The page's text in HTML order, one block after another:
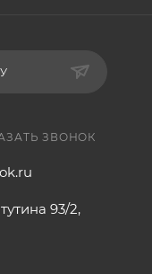
ЗВОНОК
93/2,